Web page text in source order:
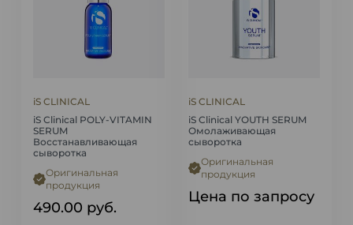
iS CLINICAL
iS Clinical POLY-VITAMIN
SERUM
Восстанавливающая
сыворотка
Оригинальная
продукция
490.00 руб.
iS CLINICAL
iS Clinical YOUTH SERUM
Омолаживающая
сыворотка
Оригинальная
продукция
Цена по запросу